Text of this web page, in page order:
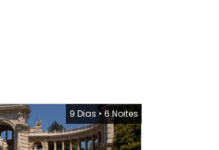
9 Dias • 6 Noites